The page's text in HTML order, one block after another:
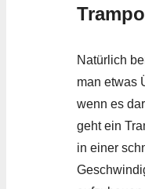
Natürlich
man etwas
wenn es
geht ein
in einer